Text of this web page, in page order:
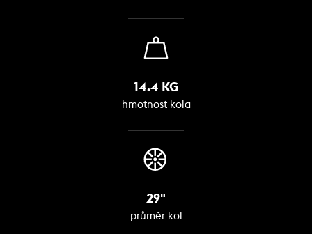
14.4 KG
hmotnost kola
29"
průměr kol